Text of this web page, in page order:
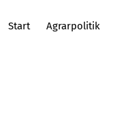
Start Agrarpolitik